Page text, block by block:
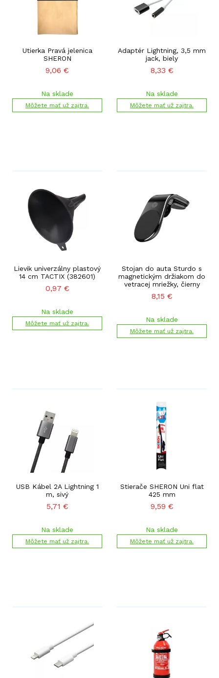
Utierka Pravá jelenica
SHERON
9,06 €
Na sklade
Môžete mať už zajtra.
Adaptér Lightning, 3,5 mm
jack, biely
8,33 €
Na sklade
Môžete mať už zajtra.
Lievik univerzálny plastový
14 cm TACTIX (382601)
0,97 €
Na sklade
Môžete mať už zajtra.
Stojan do auta Sturdo s
magnetickým držiakom do
vetracej mriežky, čierny
8,15 €
Na sklade
Môžete mať už zajtra.
USB Kábel 2A Lightning 1
m, sivý
5,71 €
Na sklade
Môžete mať už zajtra.
Stierače SHERON Uni flat
425 mm
9,59 €
Na sklade
Môžete mať už zajtra.